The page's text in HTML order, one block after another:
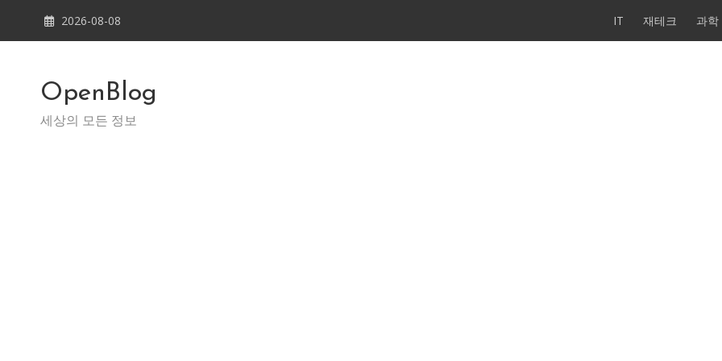
2026-08-08 IT 재테크 과학
OpenBlog
세상의 모든 정보